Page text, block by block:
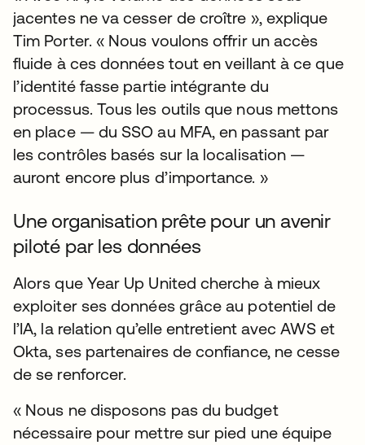
jacentes ne va cesser de croître », explique
Tim Porter. « Nous voulons offrir un accès
fluide à ces données tout en veillant à ce que
l’identité fasse partie intégrante du
processus. Tous les outils que nous mettons
en place — du SSO au MFA, en passant par
les contrôles basés sur la localisation —
auront encore plus d’importance. »
Une organisation prête pour un avenir
piloté par les données
Alors que Year Up United cherche à mieux
exploiter ses données grâce au potentiel de
l’IA, la relation qu’elle entretient avec AWS et
Okta, ses partenaires de confiance, ne cesse
de se renforcer.
« Nous ne disposons pas du budget
nécessaire pour mettre sur pied une équipe